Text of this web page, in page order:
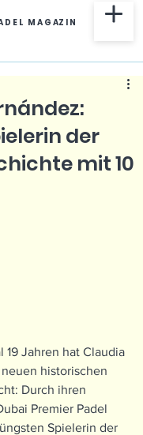
D E L M A G AZ I N
der
mit 10
19 Jahren hat Claudia
historischen
Durch ihren
Premier Padel
Spielerin der